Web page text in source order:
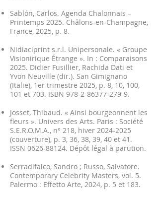
Sablón, Carlos. Agenda Chalonnais –
Printemps 2025. Châlons-en-Champagne,
France, 2025, p. 8.
Nidiaciprint s.r.l. Unipersonale. « Groupe
Visionirique Étrange ». In : Comparaisons
2025. Didier Fusillier, Rachida Dati et
Yvon Neuville (dir.). San Gimignano
(Italie), 1er trimestre 2025, p. 8, 10, 100,
101 et 703. ISBN 978-2-86377-279-9.
Josset, Thibaud. « Ainsi bourgeonnent les
fleurs ». Univers des Arts. Paris : Société
S.E.R.O.M.A., n° 218, hiver 2024-2025
(couverture), p. 3, 36, 38, 39, 40 et 41.
ISSN 0626-88124. Dépôt légal à parution.
Serradifalco, Sandro ; Russo, Salvatore.
Contemporary Celebrity Masters, vol. 5.
Palermo : Effetto Arte, 2024, p. 5 et 183.